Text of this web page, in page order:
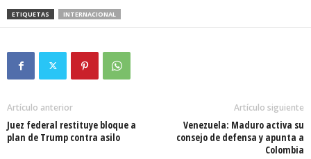
ETIQUETAS INTERNACIONAL
Artículo anterior
Juez federal restituye bloque a
plan de Trump contra asilo
Artículo siguiente
Venezuela: Maduro activa su
consejo de defensa y apunta a
Colombia